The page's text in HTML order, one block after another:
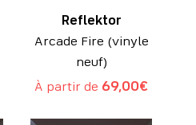
Reflektor
Arcade Fire (vinyle
neuf)
À partir de 69,00€